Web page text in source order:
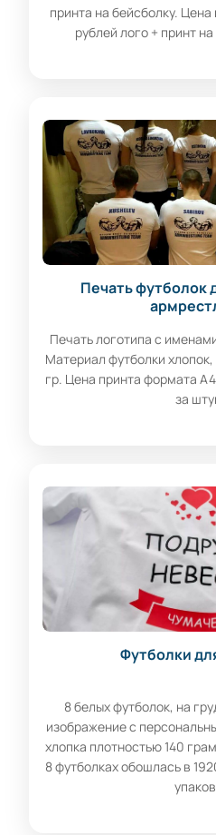
принта на бейсболку.
рублей лого + принт
Печать футболок
Печать логотипа с
Материал футболки
гр. Цена принта формата
за
Футболки
8 белых футболок, на
изображение с
хлопка плотностью 140
8 футболках обошлась в